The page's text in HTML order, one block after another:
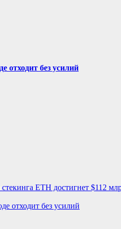
отходит без усилий
ETH достигнет $112
отходит без усилий